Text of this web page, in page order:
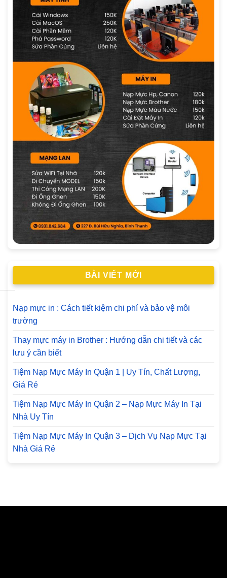
BÀI VIẾT MỚI
Nạp mực in : Cách tiết kiệm chi phí và bảo vệ môi
trường
Thay mực máy in Brother : Hướng dẫn chi tiết và các
lưu ý cần biết
Tiệm Nạp Mực Máy In Quận 1 | Uy Tín, Chất Lượng,
Giá Rẻ
Tiệm Nạp Mực Máy In Quận 2 – Nạp Mực Máy In Tại
Nhà Uy Tín
Tiệm Nạp Mực Máy In Quận 3 – Dịch Vụ Nạp Mực Tại
Nhà Giá Rẻ